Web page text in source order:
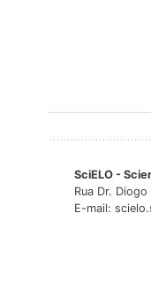
SciELO -
Rua Dr.
E-mail: